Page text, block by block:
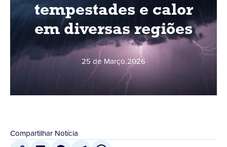
tempestades e calor
em diversas regiões
25 de Março,2026
Compartilhar Notícia